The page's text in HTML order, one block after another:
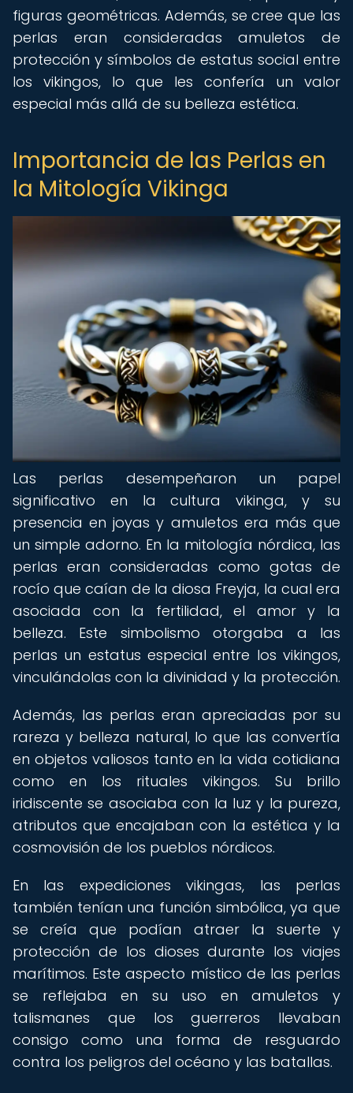
figuras geométricas. Además, se cree que las
perlas eran consideradas amuletos de
protección y símbolos de estatus social entre
los vikingos, lo que les confería un valor
especial más allá de su belleza estética.
Importancia de las Perlas en
la Mitología Vikinga
Las perlas desempeñaron un papel
significativo en la cultura vikinga, y su
presencia en joyas y amuletos era más que
un simple adorno. En la mitología nórdica, las
perlas eran consideradas como gotas de
rocío que caían de la diosa Freyja, la cual era
asociada con la fertilidad, el amor y la
belleza. Este simbolismo otorgaba a las
perlas un estatus especial entre los vikingos,
vinculándolas con la divinidad y la protección.
Además, las perlas eran apreciadas por su
rareza y belleza natural, lo que las convertía
en objetos valiosos tanto en la vida cotidiana
como en los rituales vikingos. Su brillo
iridiscente se asociaba con la luz y la pureza,
atributos que encajaban con la estética y la
cosmovisión de los pueblos nórdicos.
En las expediciones vikingas, las perlas
también tenían una función simbólica, ya que
se creía que podían atraer la suerte y
protección de los dioses durante los viajes
marítimos. Este aspecto místico de las perlas
se reflejaba en su uso en amuletos y
talismanes que los guerreros llevaban
consigo como una forma de resguardo
contra los peligros del océano y las batallas.